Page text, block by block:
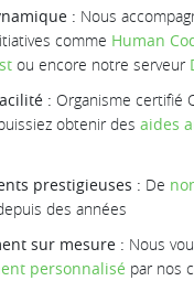
: Nous
comme Human
ou encore notre serveur
: Organisme certifié
obtenir des aides
prestigieuses : De
des années
sur mesure : Nous
personnalisé par nos